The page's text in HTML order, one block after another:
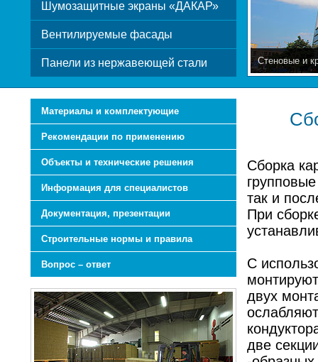
Шумозащитные экраны «ДАКАР»
Вентилируемые фасады
Панели из нержавеющей стали Стеновые и
Материалы и комплектующие
Рекомендации по применению
Объекты и технические решения
Информация для специалистов
Документация, презентации
Строительные нормы и правила
Вопрос – ответ
Сборка
так и
При
С
двух
две